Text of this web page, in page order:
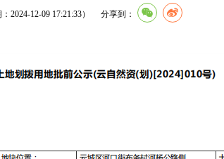
：2024-12-09 17:21:33） 分享到：